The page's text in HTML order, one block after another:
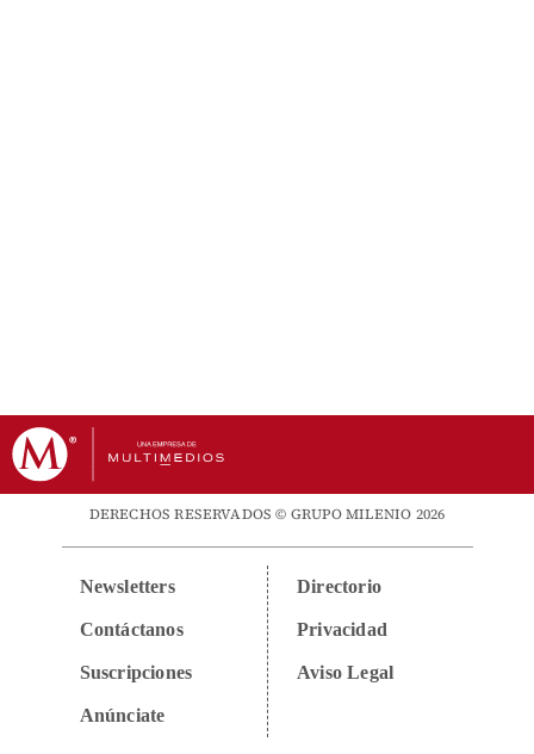
DERECHOS RESERVADOS © GRUPO MILENIO 2026
Newsletters
Contáctanos
Suscripciones
Anúnciate
Directorio
Privacidad
Aviso Legal